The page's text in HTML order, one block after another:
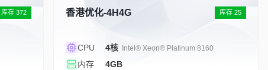
库存 372 香港优化-4H4G 库存 25
CPU 4核 Intel® Xeon® Platinum 8160
内存
4GB